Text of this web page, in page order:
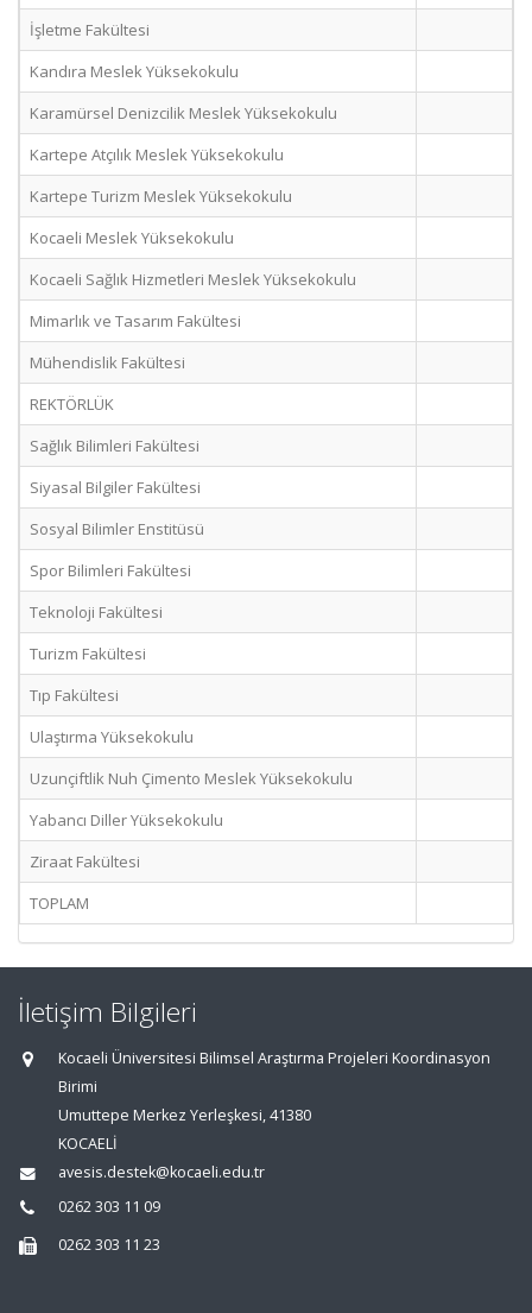
İşletme Fakültesi
Kandıra Meslek Yüksekokulu
Karamürsel Denizcilik Meslek Yüksekokulu
Kartepe Atçılık Meslek Yüksekokulu
Kartepe Turizm Meslek Yüksekokulu
Kocaeli Meslek Yüksekokulu
Kocaeli Sağlık Hizmetleri Meslek Yüksekokulu
Mimarlık ve Tasarım Fakültesi
Mühendislik Fakültesi
REKTÖRLÜK
Sağlık Bilimleri Fakültesi
Siyasal Bilgiler Fakültesi
Sosyal Bilimler Enstitüsü
Spor Bilimleri Fakültesi
Teknoloji Fakültesi
Turizm Fakültesi
Tıp Fakültesi
Ulaştırma Yüksekokulu
Uzunçiftlik Nuh Çimento Meslek Yüksekokulu
Yabancı Diller Yüksekokulu
Ziraat Fakültesi
TOPLAM
İletişim Bilgileri
Kocaeli Üniversitesi Bilimsel Araştırma Projeleri Koordinasyon
Birimi
Umuttepe Merkez Yerleşkesi, 41380
KOCAELİ
avesis.destek@kocaeli.edu.tr
0262 303 11 09
0262 303 11 23